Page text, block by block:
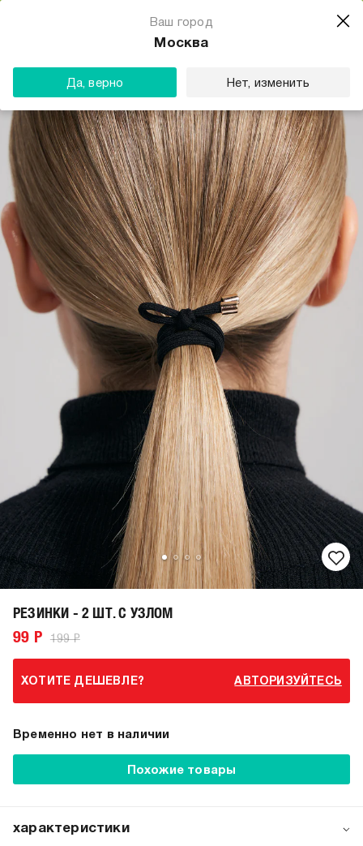
Ваш город
Москва
Да, верно Нет, изменить
РЕЗИНКИ - 2 ШТ. С УЗЛОМ
99 Р 199 Р
ХОТИТЕ ДЕШЕВЛЕ? АВТОРИЗУЙТЕСЬ
Временно нет в наличии
Похожие товары
характеристики
Магазин одежды для тебя